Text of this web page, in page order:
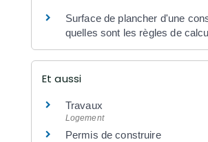
Surface de plancher d'une
quelles sont les règles de
Et aussi
Travaux
Logement
Permis de construire